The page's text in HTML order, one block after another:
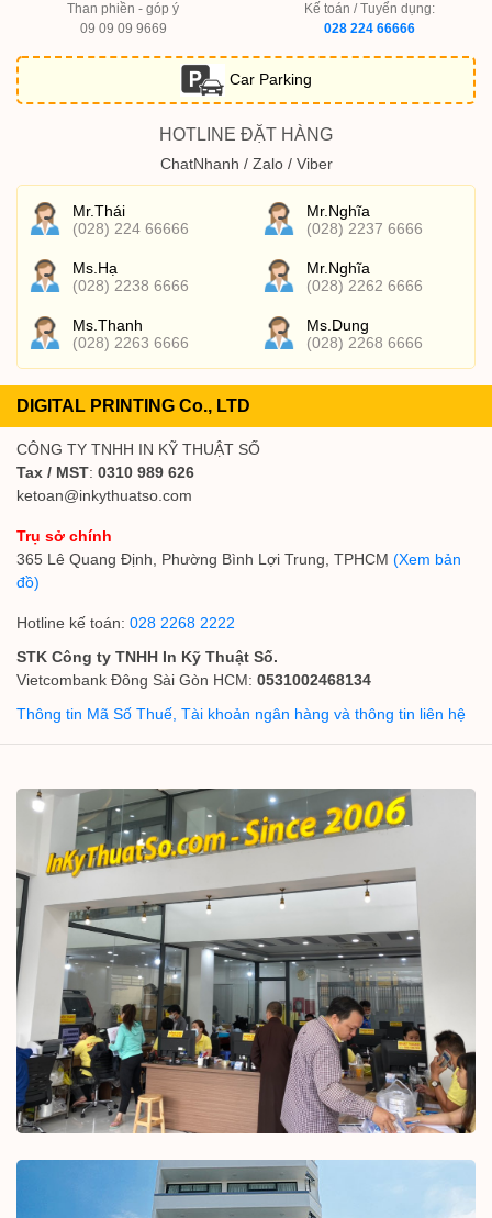
Than phiền - góp ý
09 09 09 9669
Kế toán / Tuyển dụng:
028 224 66666
Car Parking
HOTLINE ĐẶT HÀNG
ChatNhanh / Zalo / Viber
Mr.Thái
(028) 224 66666
Mr.Nghĩa
(028) 2237 6666
Ms.Hạ
(028) 2238 6666
Mr.Nghĩa
(028) 2262 6666
Ms.Thanh
(028) 2263 6666
Ms.Dung
(028) 2268 6666
DIGITAL PRINTING Co., LTD
CÔNG TY TNHH IN KỸ THUẬT SỐ
Tax / MST: 0310 989 626
ketoan@inkythuatso.com
Trụ sở chính
365 Lê Quang Định, Phường Bình Lợi Trung, TPHCM (Xem bản
đồ)
Hotline kế toán: 028 2268 2222
STK Công ty TNHH In Kỹ Thuật Số.
Vietcombank Đông Sài Gòn HCM: 0531002468134
Thông tin Mã Số Thuế, Tài khoản ngân hàng và thông tin liên hệ